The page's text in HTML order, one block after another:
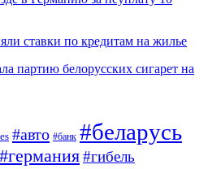
ставки по кредитам на жилье
партию белорусских сигарет на
#авто #банк #беларусь
#германия#гибель